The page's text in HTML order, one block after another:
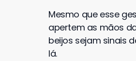
Mesmo que esse
apertem as mãos
beijos sejam sinais
lá.